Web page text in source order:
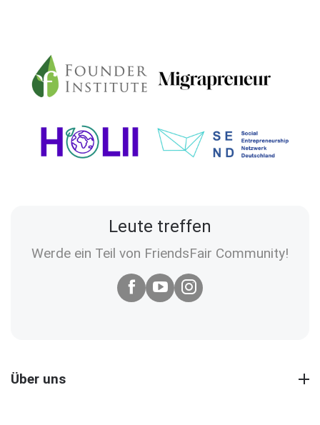
Leute treffen
Werde ein Teil von FriendsFair Community!
Über uns